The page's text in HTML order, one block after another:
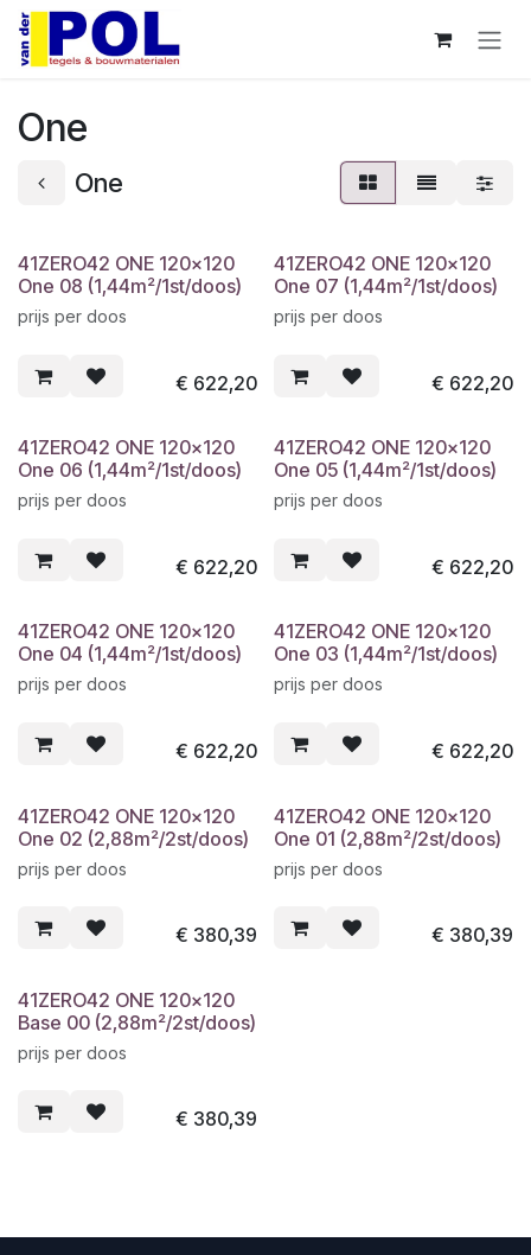
Overslaan naar inhoud
One
One
41ZERO42 ONE 120x120
One 08 (1,44m²/1st/doos)
prijs per doos
€ 622,20
41ZERO42 ONE 120x120
One 07 (1,44m²/1st/doos)
prijs per doos
€ 622,20
41ZERO42 ONE 120x120
One 06 (1,44m²/1st/doos)
prijs per doos
€ 622,20
41ZERO42 ONE 120x120
One 05 (1,44m²/1st/doos)
prijs per doos
€ 622,20
41ZERO42 ONE 120x120
One 04 (1,44m²/1st/doos)
prijs per doos
€ 622,20
41ZERO42 ONE 120x120
One 03 (1,44m²/1st/doos)
prijs per doos
€ 622,20
41ZERO42 ONE 120x120
One 02 (2,88m²/2st/doos)
prijs per doos
€ 380,39
41ZERO42 ONE 120x120
One 01 (2,88m²/2st/doos)
prijs per doos
€ 380,39
41ZERO42 ONE 120x120
Base 00 (2,88m²/2st/doos)
prijs per doos
€ 380,39